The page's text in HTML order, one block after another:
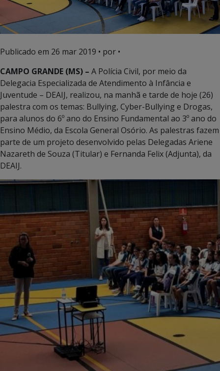
Publicado em 26 mar 2019 • por •
CAMPO GRANDE (MS) – A Polícia Civil, por meio da
Delegacia Especializada de Atendimento à Infância e
Juventude – DEAIJ, realizou, na manhã e tarde de hoje (26)
palestra com os temas: Bullying, Cyber-Bullying e Drogas,
para alunos do 6º ano do Ensino Fundamental ao 3º ano do
Ensino Médio, da Escola General Osório. As palestras fazem
parte de um projeto desenvolvido pelas Delegadas Ariene
Nazareth de Souza (Titular) e Fernanda Felix (Adjunta), da
DEAIJ.